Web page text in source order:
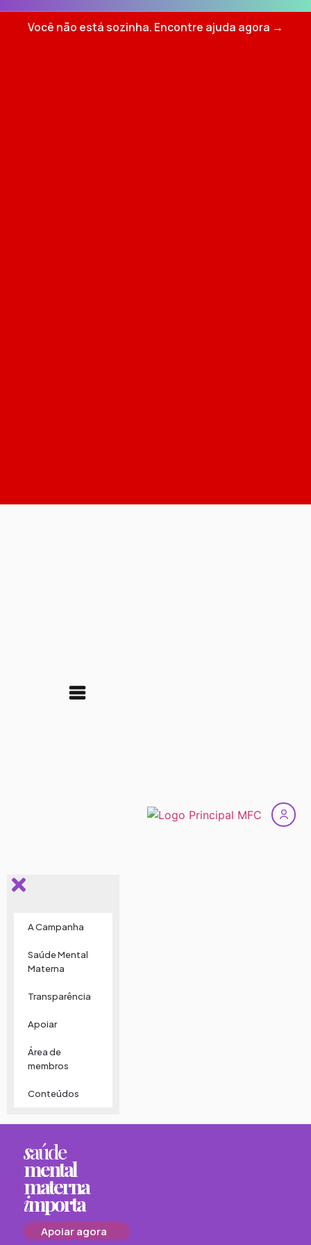
Você não está sozinha. Encontre ajuda agora →
A Campanha
Saúde Mental
Materna
Transparência
Apoiar
Área de
membros
Conteúdos
saúde
mental
materna
importa
Apoiar agora